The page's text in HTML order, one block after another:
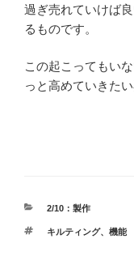
過ぎ売れていけば
るものです。
この起こってもい
っと高めていきたい
カ
ゴ
2/10：製作
タ
キルティング、 機能